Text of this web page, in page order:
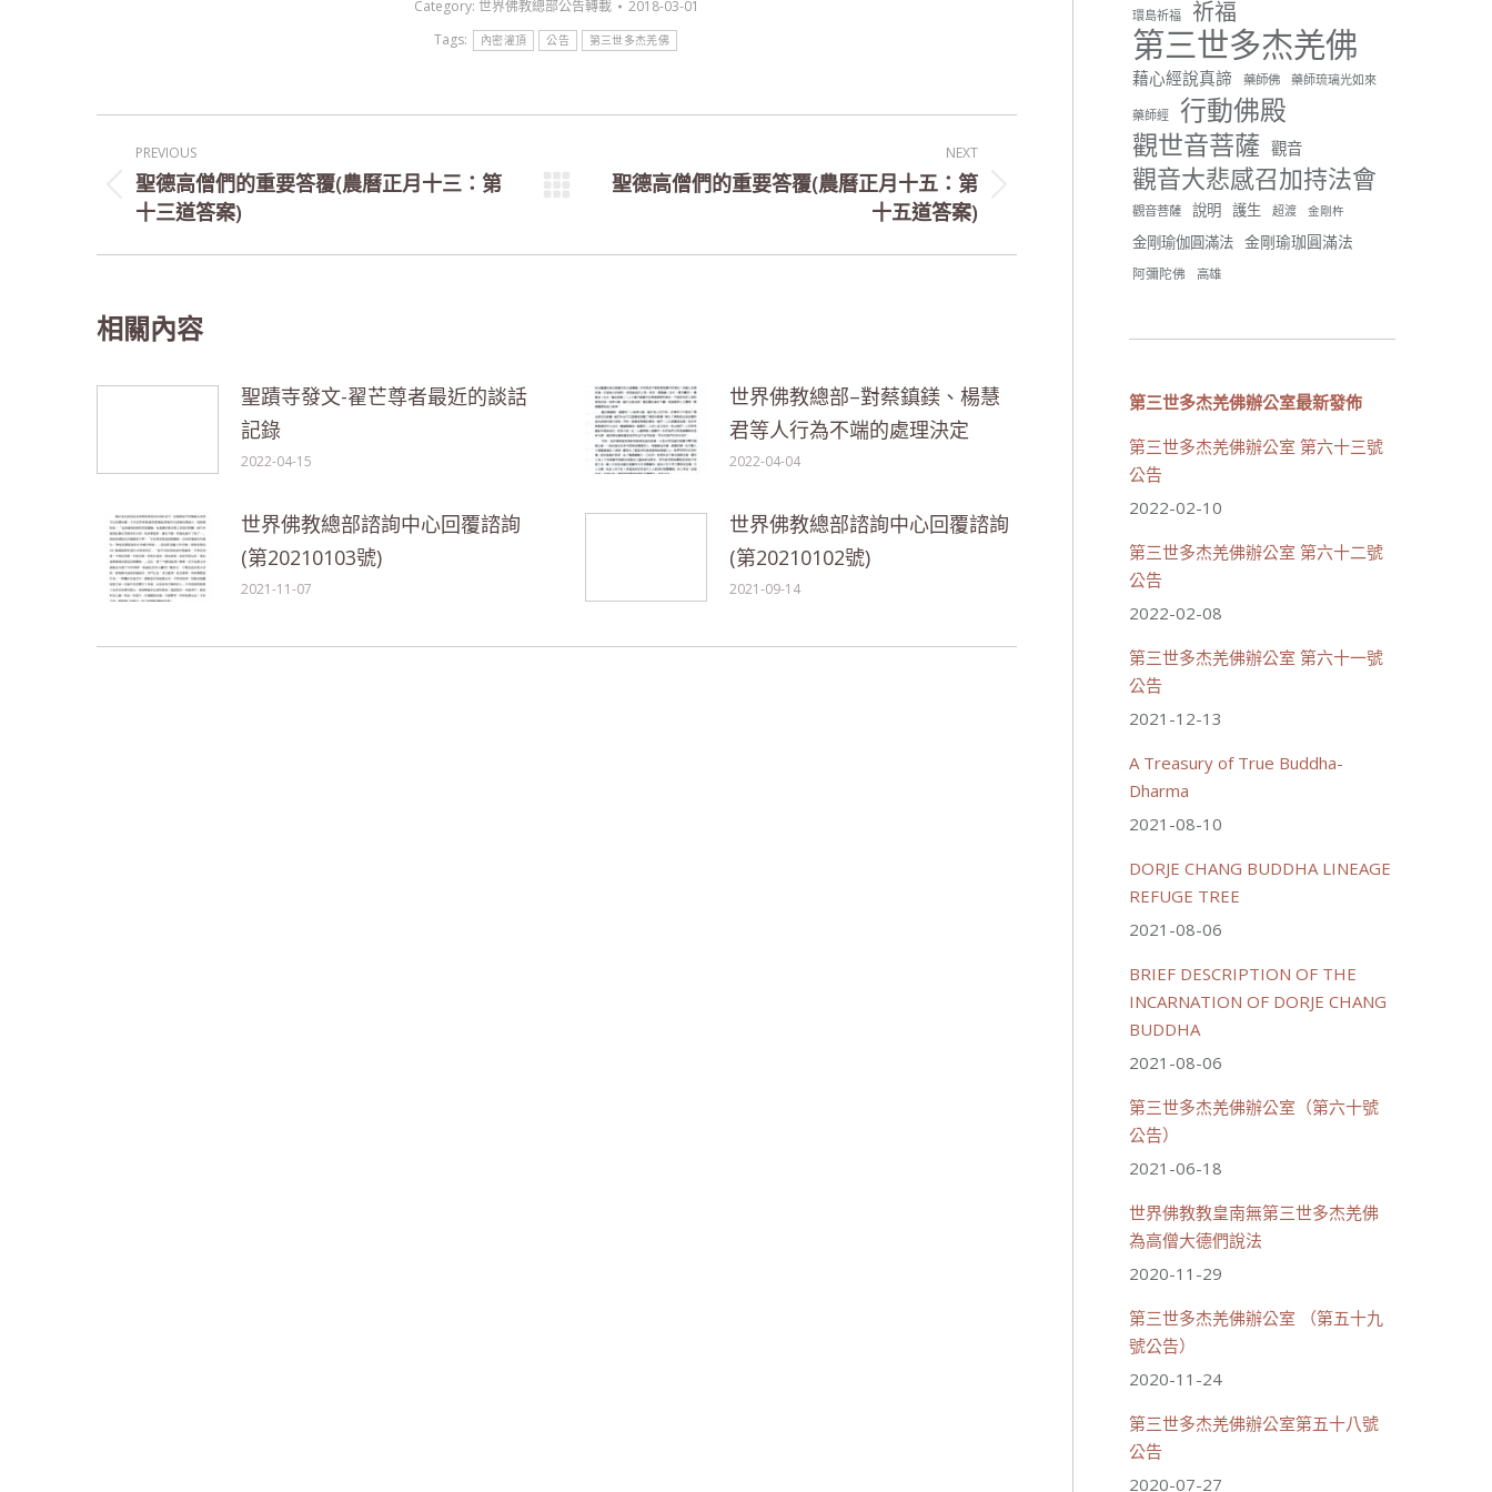
Category:世界佛教總部公告轉載
2018-03-01
Tags:
內密灌頂 公告 第三世多杰羌佛
Post
navigation
PREVIOUS
Previous
聖德高僧們的重要答覆(農曆正月十三：第
十三道答案)
NEXT
Next
聖德高僧們的重要答覆(農曆正月十五：第
十五道答案)
相關內容
聖蹟寺發文-翟芒尊者最近的談話
記錄
2022-04-15
世界佛教總部–對蔡鎮鎂、楊慧
君等人行為不端的處理決定
2022-04-04
世界佛教總部諮詢中心回覆諮詢
(第20210103號)
2021-11-07
世界佛教總部諮詢中心回覆諮詢
(第20210102號)
2021-09-14
91 42 則留言
分享
世界佛教正心會
June 21, 2026, 12:54 AM
週日（6/21）將於世界佛教正
心會金龜山三寶殿... 觀看更多
分享
載入更多
環島祈福 祈福
第三世多杰羌佛
藉心經說真諦 藥師佛 藥師琉璃光如來
藥師經 行動佛殿
觀世音菩薩 觀音
觀音大悲感召加持法會
觀音菩薩 說明 護生 超渡 金剛杵
金剛瑜伽圓滿法 金剛瑜珈圓滿法
阿彌陀佛 高雄
第三世多杰羌佛辦公室最新發佈
第三世多杰羌佛辦公室 第六十三號
公告
2022-02-10
第三世多杰羌佛辦公室 第六十二號
公告
2022-02-08
第三世多杰羌佛辦公室 第六十一號
公告
2021-12-13
A Treasury of True Buddha-
Dharma
2021-08-10
DORJE CHANG BUDDHA LINEAGE
REFUGE TREE
2021-08-06
BRIEF DESCRIPTION OF THE
INCARNATION OF DORJE CHANG
BUDDHA
2021-08-06
第三世多杰羌佛辦公室（第六十號
公告）
2021-06-18
世界佛教教皇南無第三世多杰羌佛
為高僧大德們說法
2020-11-29
第三世多杰羌佛辦公室 （第五十九
號公告）
2020-11-24
第三世多杰羌佛辦公室第五十八號
公告
2020-07-27